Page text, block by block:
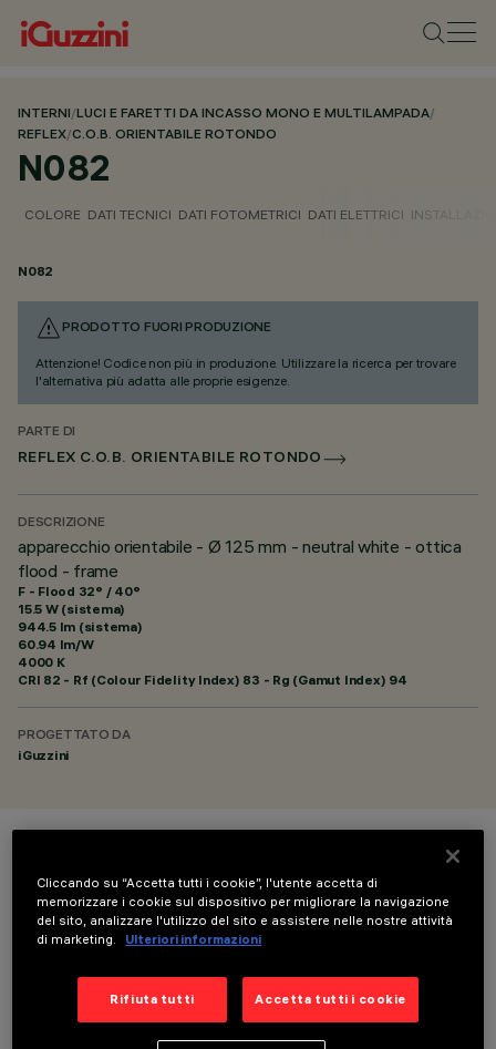
INTERNI/LUCI E FARETTI DA INCASSO MONO E MULTILAMPADA/
REFLEX/C.O.B. ORIENTABILE ROTONDO
N082
COLORE DATI TECNICI DATI FOTOMETRICI DATI ELETTRICI
N082
PRODOTTO FUORI PRODUZIONE
Attenzione! Codice non più in produzione. Utilizzare la ricerca per trovare
l'alternativa più adatta alle proprie esigenze.
PARTE DI
REFLEX C.O.B. ORIENTABILE ROTONDO
DESCRIZIONE
apparecchio orientabile - Ø 125 mm - neutral white - ottica
flood - frame
F - Flood 32° / 40°
15.5 W (sistema)
944.5 lm (sistema)
60.94 lm/W
4000 K
CRI 82 - Rf (Colour Fidelity Index) 83 - Rg (Gamut Index) 94
PROGETTATO DA
iGuzzini
DATI TECNICI
Cliccando su “Accetta tutti i cookie”, l'utente accetta di
memorizzare i cookie sul dispositivo per migliorare la navigazione
del sito, analizzare l'utilizzo del sito e assistere nelle nostre attività
di marketing.
Ulteriori informazioni
Rifiuta tutti Accetta tutti i cookie